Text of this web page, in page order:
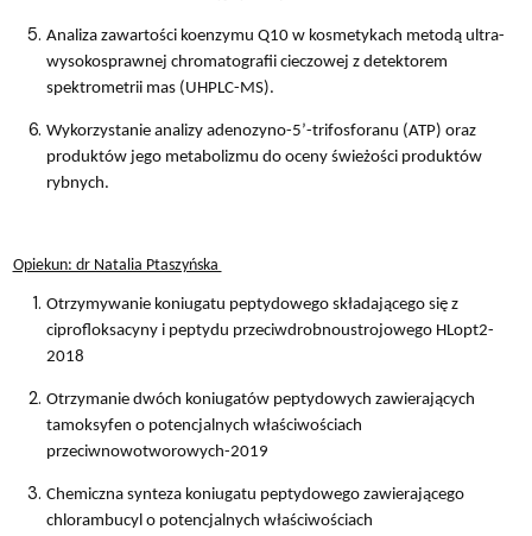
Analiza zawartości koenzymu Q10 w kosmetykach metodą ultra-
wysokosprawnej chromatografii cieczowej z detektorem
spektrometrii mas (UHPLC-MS).
Wykorzystanie analizy adenozyno-5’-trifosforanu (ATP) oraz
produktów jego metabolizmu do oceny świeżości produktów
rybnych.
Opiekun: dr Natalia Ptaszyńska
Otrzymywanie koniugatu peptydowego składającego się z
ciprofloksacyny i peptydu przeciwdrobnoustrojowego HLopt2-
2018
Otrzymanie dwóch koniugatów peptydowych zawierających
tamoksyfen o potencjalnych właściwościach
przeciwnowotworowych-2019
Chemiczna synteza koniugatu peptydowego zawierającego
chlorambucyl o potencjalnych właściwościach